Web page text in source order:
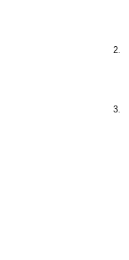
2.
3.